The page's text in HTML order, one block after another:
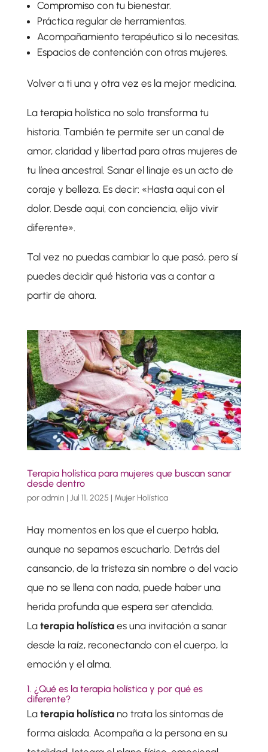
Compromiso con tu bienestar.
Práctica regular de herramientas.
Acompañamiento terapéutico si lo necesitas.
Espacios de contención con otras mujeres.
Volver a ti una y otra vez es la mejor medicina.
La terapia holística no solo transforma tu
historia. También te permite ser un canal de
amor, claridad y libertad para otras mujeres de
tu línea ancestral. Sanar el linaje es un acto de
coraje y belleza. Es decir: «Hasta aquí con el
dolor. Desde aquí, con conciencia, elijo vivir
diferente».
Tal vez no puedas cambiar lo que pasó, pero sí
puedes decidir qué historia vas a contar a
partir de ahora.
Terapia holística para mujeres que buscan sanar
desde dentro
poradmin | Jul 11, 2025 | Mujer Holística
Hay momentos en los que el cuerpo habla,
aunque no sepamos escucharlo. Detrás del
cansancio, de la tristeza sin nombre o del vacío
que no se llena con nada, puede haber una
herida profunda que espera ser atendida.
La terapia holísticaes una invitación a sanar
desde la raíz, reconectando con el cuerpo, la
emoción y el alma.
1. ¿Qué es la terapia holística y por qué es
diferente?
La terapia holísticano trata los síntomas de
forma aislada. Acompaña a la persona en su